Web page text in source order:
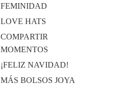
FEMINIDAD
LOVE HATS
COMPARTIR
MOMENTOS
¡FELIZ NAVIDAD!
MÁS BOLSOS JOYA